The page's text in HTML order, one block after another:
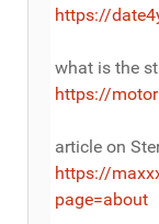
https://
what is the
https://
article on
https://
page=about